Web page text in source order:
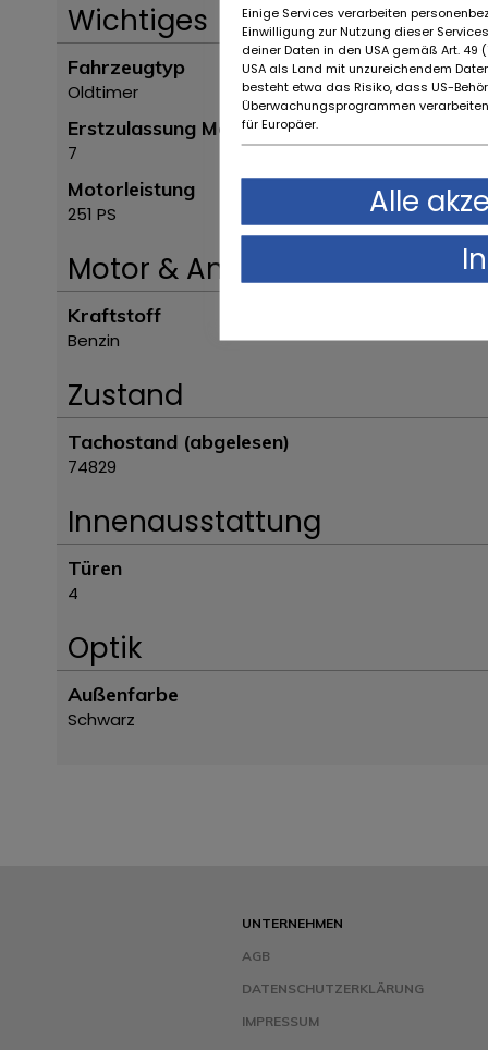
Wichtiges
Fahrzeugtyp
Oldtimer
Erstzulassung Monat
7
Motorleistung
251 PS
Motor & Antrieb
Kraftstoff
Benzin
Zustand
Tachostand (abgelesen)
74829
Innenausstattung
Türen
4
Optik
Außenfarbe
Schwarz
UNTERNEHMEN
AGB
DATENSCHUTZERKLÄRUNG
IMPRESSUM
Einige Services verarbeiten
Einwilligung zur Nutzung dieser
deiner Daten in den USA gemäß Art. 49
USA als Land mit unzureichendem
besteht etwa das Risiko, dass US-
Überwachungsprogrammen
für Europäer.
Alle